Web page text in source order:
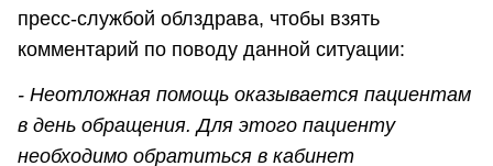
пресс-службой облздрава, чтобы взять
комментарий по поводу данной ситуации:
- Неотложная помощь оказывается пациентам
в день обращения. Для этого пациенту
необходимо обратиться в кабинет